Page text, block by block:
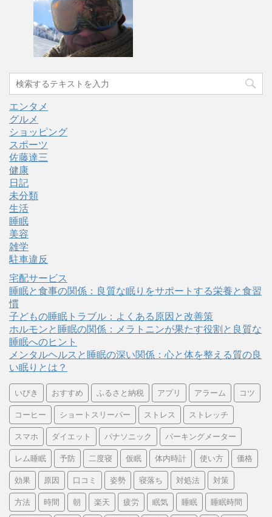
エンタメ
グルメ
ショッピング
スポーツ
佐藤達三
健康
日記
未分類
生活
睡眠
美容
雑学
駐車違反
宅配サービス
睡眠と食事の関係：良質な眠りをサポートする栄養と食習
慣
子どもの睡眠トラブル：よくある原因と改善策
ホルモンと睡眠の関係：メラトニンが果たす役割と良質な
睡眠へのヒント
メンタルヘルスと睡眠の深い関係：心と体を整える質の良
い眠りとは？
いびき おすすめ ふるさと納税 アプリ アラーム コツ
コーヒー ショートスリーパー ストレス ストレッチ
スマホ ダイエット パナソニック パーキングメーター
レム睡眠 予防 二度寝 仮眠 体内時計 使い方 価格
効果 原因 口コミ 姿勢 寝落ち 対処法 対策
方法 時間 朝 楽天 疲労 眠気 睡眠 睡眠時間